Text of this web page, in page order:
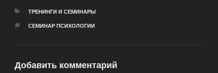
РУБРИКИ
ТРЕНИНГИ И СЕМИНАРЫ
МЕТКИ
СЕМИНАР ПСИХОЛОГИИ
Добавить комментарий